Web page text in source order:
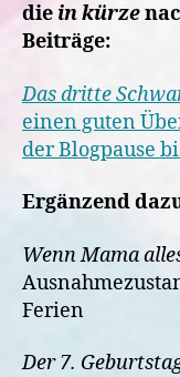
die in kürze
Beiträge:
Das dritte
einen guten
der Blogpause
Ergänzend
Wenn Mama
Ferien
Der 7.